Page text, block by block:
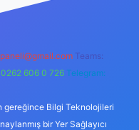
Teams:
606 0 726 Telegram:
gereğince Bilgi Teknolojileri
bir Yer Sağlayıcı